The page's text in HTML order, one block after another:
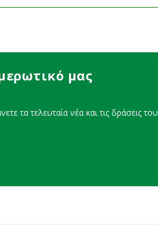
μας
τα τελευταία νέα και τις δράσεις του